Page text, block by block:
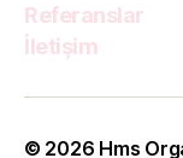
Referanslar
İletişim
© 2026 Hms